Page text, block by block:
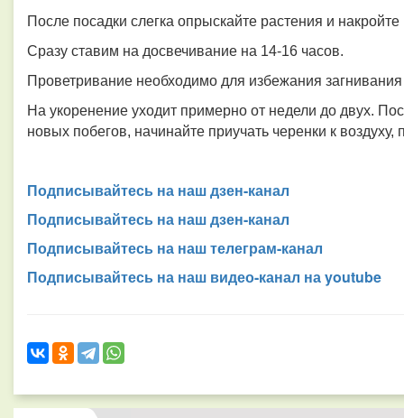
После посадки слегка опрыскайте растения и
Сразу ставим на досвечивание на 14-16 часов.
Проветривание необходимо для избежания
На укоренение уходит примерно от недели до двух.
новых побегов, начинайте приучать черенки к воздуху,
Подписывайтесь на наш дзен-канал
Подписывайтесь на наш дзен-канал
Подписывайтесь на наш телеграм-канал
Подписывайтесь на наш видео-канал на youtube